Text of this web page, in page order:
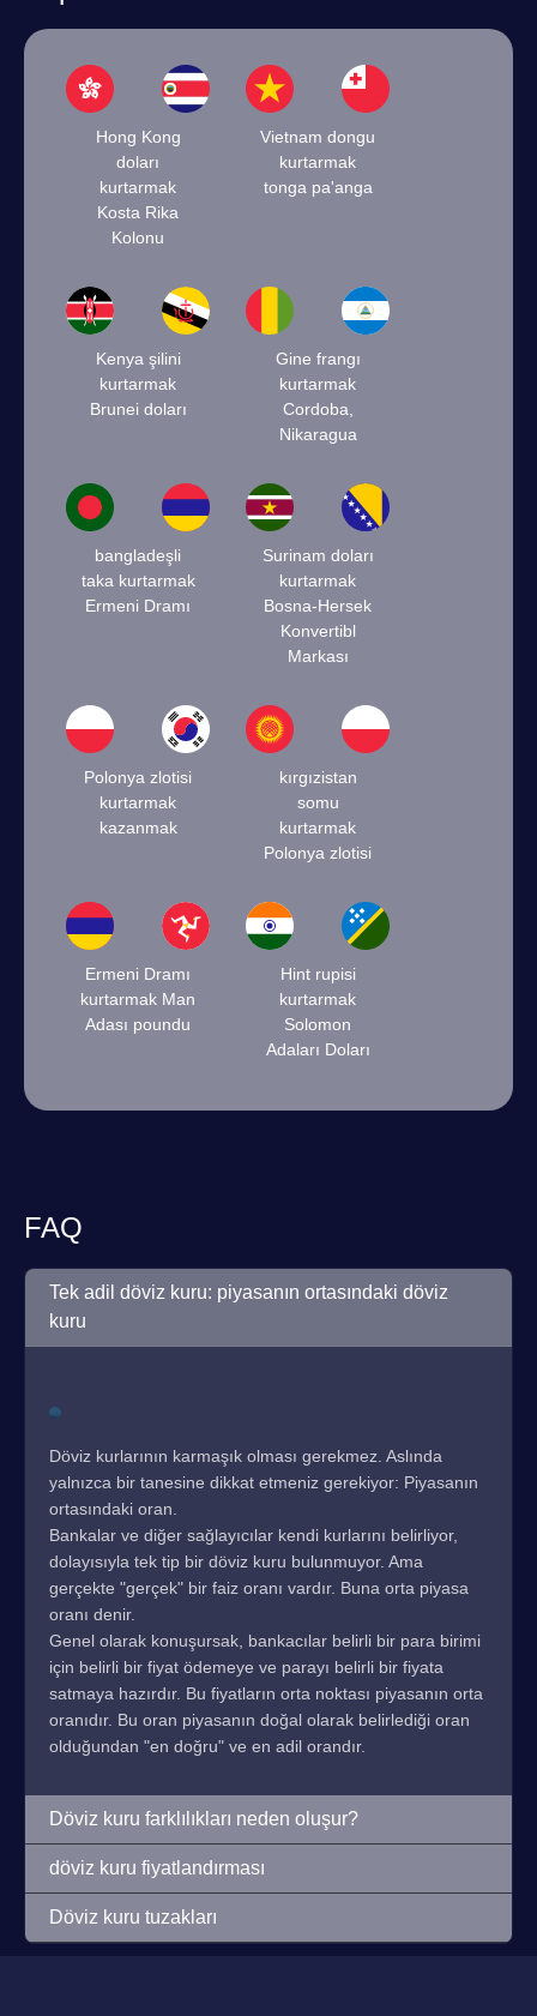
Hong Kong
doları
kurtarmak
Kosta Rika
Kolonu
Vietnam dongu
kurtarmak
tonga pa'anga
Kenya şilini
kurtarmak
Brunei doları
Gine frangı
kurtarmak
Cordoba,
Nikaragua
bangladeşli
taka kurtarmak
Ermeni Dramı
Surinam doları
kurtarmak
Bosna-Hersek
Konvertibl
Markası
Polonya zlotisi
kurtarmak
kazanmak
kırgızistan
somu
kurtarmak
Polonya zlotisi
Ermeni Dramı
kurtarmak Man
Adası poundu
Hint rupisi
kurtarmak
Solomon
Adaları Doları
FAQ
Tek adil döviz kuru: piyasanın ortasındaki döviz
kuru
Döviz kurlarının karmaşık olması gerekmez. Aslında
yalnızca bir tanesine dikkat etmeniz gerekiyor: Piyasanın
ortasındaki oran.
Bankalar ve diğer sağlayıcılar kendi kurlarını belirliyor,
dolayısıyla tek tip bir döviz kuru bulunmuyor. Ama
gerçekte "gerçek" bir faiz oranı vardır. Buna orta piyasa
oranı denir.
Genel olarak konuşursak, bankacılar belirli bir para birimi
için belirli bir fiyat ödemeye ve parayı belirli bir fiyata
satmaya hazırdır. Bu fiyatların orta noktası piyasanın orta
oranıdır. Bu oran piyasanın doğal olarak belirlediği oran
olduğundan "en doğru" ve en adil orandır.
Döviz kuru farklılıkları neden oluşur?
döviz kuru fiyatlandırması
Döviz kuru tuzakları